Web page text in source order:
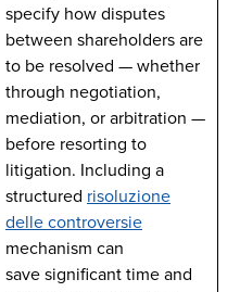
specify how disputes
between shareholders are
to be resolved — whether
through negotiation,
mediation, or arbitration —
before resorting to
litigation. Including a
structured risoluzione
delle controversie
mechanism can
save significant time and